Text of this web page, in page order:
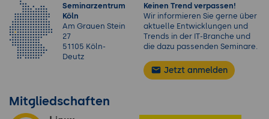
Seminarzentrum
Köln
Am Grauen Stein
27
51105 Köln-
Deutz
Keinen Trend verpassen!
Wir informieren Sie gerne über
aktuelle Entwicklungen und
Trends in der IT-Branche und
die dazu passenden Seminare.
Jetzt anmelden
Mitgliedschaften